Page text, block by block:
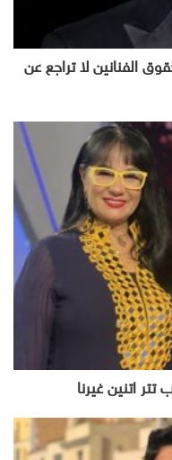
الفنانين لا تراجع عن
اتنين غيرنا